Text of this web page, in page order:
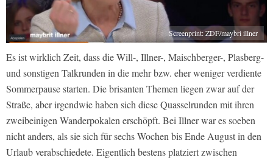
Screenprint: ZDF/maybri illner
Es ist wirklich Zeit, dass die Will-, Illner-, Maischberger-, Plasberg-
und sonstigen Talkrunden in die mehr bzw. eher weniger verdiente
Sommerpause starten. Die brisanten Themen liegen zwar auf der
Straße, aber irgendwie haben sich diese Quasselrunden mit ihren
zweibeinigen Wanderpokalen erschöpft. Bei Illner war es soeben
nicht anders, als sie sich für sechs Wochen bis Ende August in den
Urlaub verabschiedete. Eigentlich bestens platziert zwischen